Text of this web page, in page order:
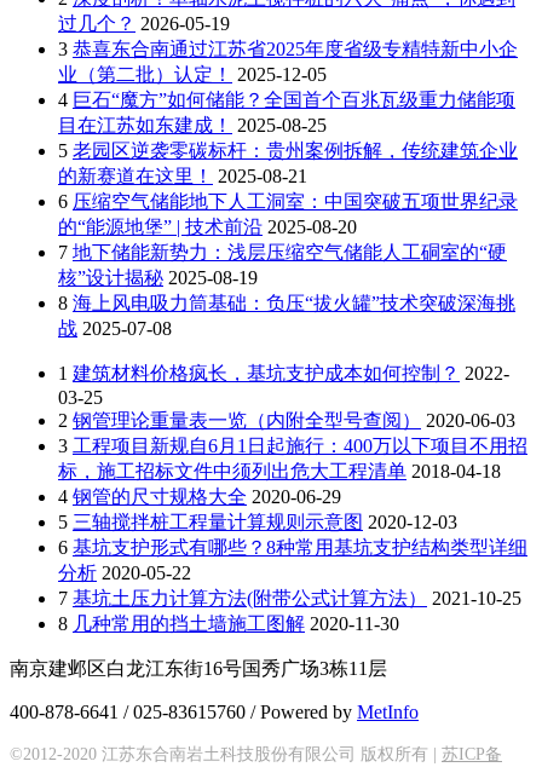
过几个？ 2026-05-19
3 恭喜东合南通过江苏省2025年度省级专精特新中小企
业（第二批）认定！
2025-12-05
4 巨石“魔方”如何储能？全国首个百兆瓦级重力储能项
目在江苏如东建成！
2025-08-25
5 老园区逆袭零碳标杆：贵州案例拆解，传统建筑企业
的新赛道在这里！
2025-08-21
6 压缩空气储能地下人工洞室：中国突破五项世界纪录
的“能源地堡” | 技术前沿 2025-08-20
7 地下储能新势力：浅层压缩空气储能人工硐室的“硬
核”设计揭秘 2025-08-19
8 海上风电吸力筒基础：负压“拔火罐”技术突破深海挑
战 2025-07-08
1 建筑材料价格疯长，基坑支护成本如何控制？ 2022-
03-25
2 钢管理论重量表一览（内附全型号查阅）
2020-06-03
3 工程项目新规自6月1日起施行：400万以下项目不用招
标，施工招标文件中须列出危大工程清单 2018-04-18
4 钢管的尺寸规格大全 2020-06-29
5 三轴搅拌桩工程量计算规则示意图 2020-12-03
6 基坑支护形式有哪些？8种常用基坑支护结构类型详细
分析 2020-05-22
7 基坑土压力计算方法(附带公式计算方法）
2021-10-25
8 几种常用的挡土墙施工图解 2020-11-30
南京建邺区白龙江东街16号国秀广场3栋11层
400-878-6641 / 025-83615760 / Powered by MetInfo
©2012-2020 江苏东合南岩土科技股份有限公司 版权所有 | 苏ICP备